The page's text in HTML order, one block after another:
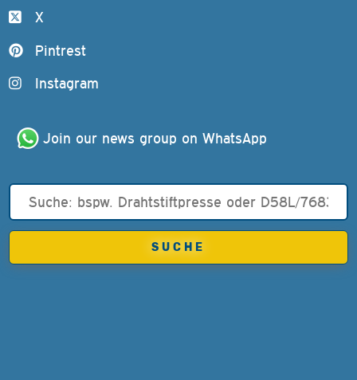
X
Pintrest
Instagram
Join our news group on WhatsApp